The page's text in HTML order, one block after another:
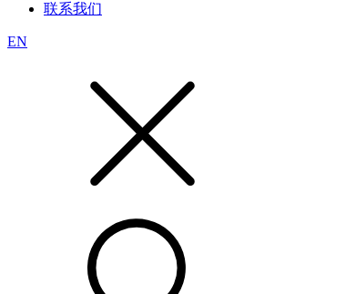
联系我们
EN